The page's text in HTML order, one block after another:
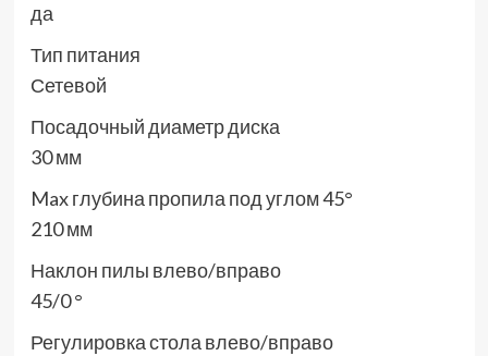
да
Тип питания
Сетевой
Посадочный диаметр диска
30 мм
Max глубина пропила под углом 45°
210 мм
Наклон пилы влево/вправо
45/0 °
Регулировка стола влево/вправо